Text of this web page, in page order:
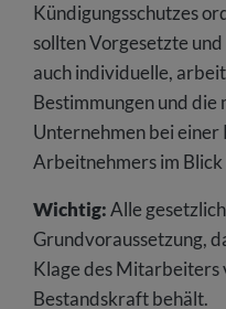
Kündigungsschutzes
sollten Vorgesetzte
auch individuelle,
Bestimmungen und die
Unternehmen bei einer
Arbeitnehmers im Blick
Wichtig:Alle
Grundvoraussetzung,
Klage des
Bestandskraft behält.